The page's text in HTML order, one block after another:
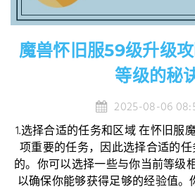
魔兽怀旧服59级升级
等级的秘
2025-08-06
1.选择合适的任务和区域 在怀旧服
项重要的任务，因此选择合适的
的。你可以选择一些与你当前等级
以确保你能够获得足够的经验值。